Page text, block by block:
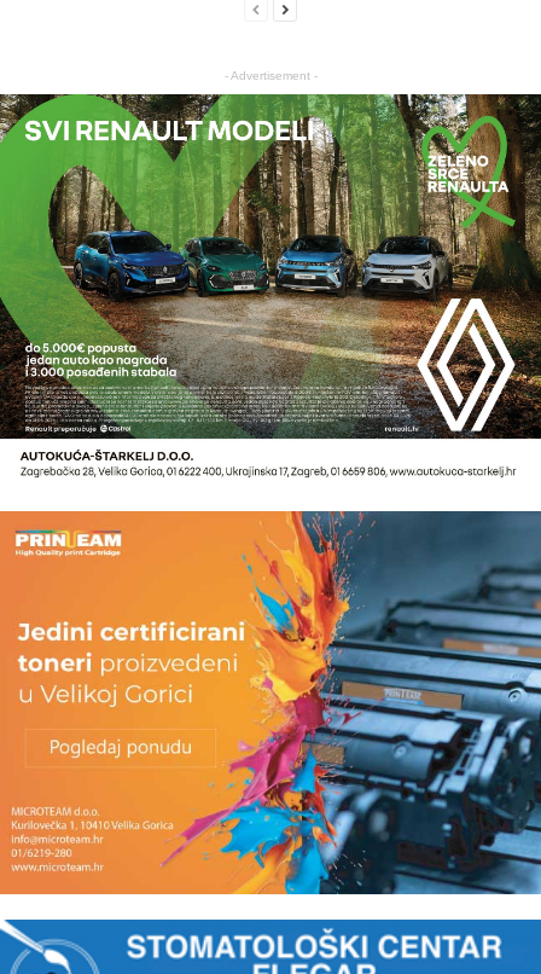
- Advertisement -